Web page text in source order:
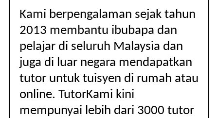
Kami berpengalaman sejak tahun
2013 membantu ibubapa dan
pelajar di seluruh Malaysia dan
juga di luar negara mendapatkan
tutor untuk tuisyen di rumah atau
online. TutorKami kini
mempunyai lebih dari 3000 tutor